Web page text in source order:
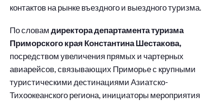
контактов на рынке въездного и выездного туризма.
По словамдиректора департамента туризма
Приморского края Константина Шестакова,
посредством увеличения прямых и чартерных
авиарейсов, связывающих Приморье с крупными
туристическими дестинациями Азиатско-
Тихоокеанского региона, инициаторы мероприятия